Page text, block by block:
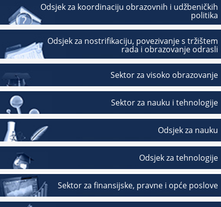
Odsjek za koordinaciju obrazovnih i udžbeničkih
politika
Odsjek za nostrifikaciju, povezivanje s tržištem
rada i obrazovanje odrasli
Sektor za visoko obrazovanje
Sektor za nauku i tehnologije
Odsjek za nauku
Odsjek za tehnologije
Sektor za finansijske, pravne i opće poslove